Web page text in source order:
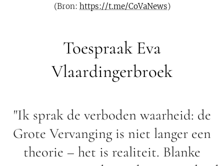
(Bron: https://t.me/CoVaNews)
Toespraak Eva
Vlaardingerbroek
"Ik sprak de verboden waarheid: de
Grote Vervanging is niet langer een
theorie – het is realiteit. Blanke